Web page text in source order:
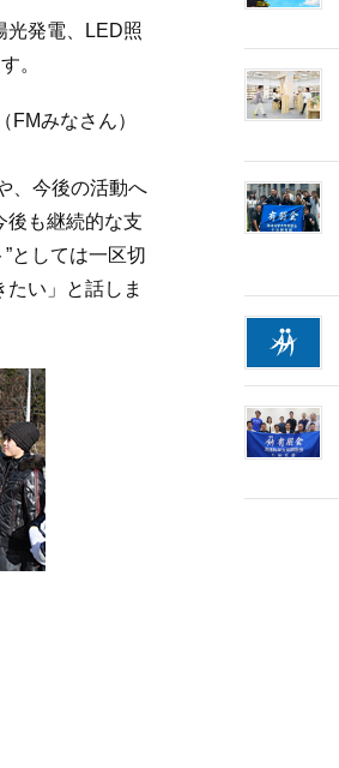
光発電、LED照
。
みなさん）
、今後の活動へ
後も継続的な支
としては一区切
い」と話しま